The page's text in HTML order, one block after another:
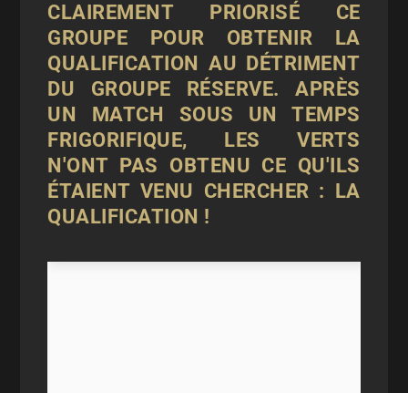
CLAIREMENT PRIORISÉ CE
GROUPE POUR OBTENIR LA
QUALIFICATION AU DÉTRIMENT
DU GROUPE RÉSERVE. APRÈS
UN MATCH SOUS UN TEMPS
FRIGORIFIQUE, LES VERTS
N'ONT PAS OBTENU CE QU'ILS
ÉTAIENT VENU CHERCHER : LA
QUALIFICATION !